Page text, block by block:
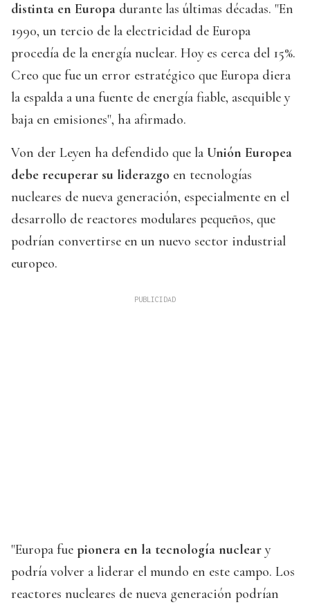
distinta en Europa durante las últimas décadas. "En
1990, un tercio de la electricidad de Europa
procedía de la energía nuclear. Hoy es cerca del 15%.
Creo que fue un error estratégico que Europa diera
la espalda a una fuente de energía fiable, asequible y
baja en emisiones", ha afirmado.
Von der Leyen ha defendido que la Unión Europea
debe recuperar su liderazgo en tecnologías
nucleares de nueva generación, especialmente en el
desarrollo de reactores modulares pequeños, que
podrían convertirse en un nuevo sector industrial
europeo.
"Europa fue pionera en la tecnología nuclear y
podría volver a liderar el mundo en este campo. Los
reactores nucleares de nueva generación podrían